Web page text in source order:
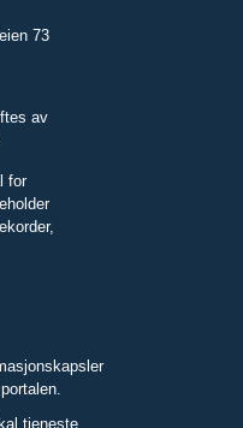
73
av
for
tjeneste